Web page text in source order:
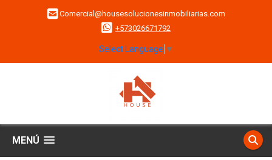
Comercial@housesolucionesinmobiliarias.com
+573026671792
Select Language ▼
MENÚ